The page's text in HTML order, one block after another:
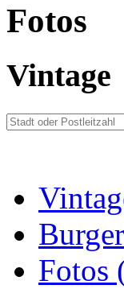
Fotos
Vintage
Fotos